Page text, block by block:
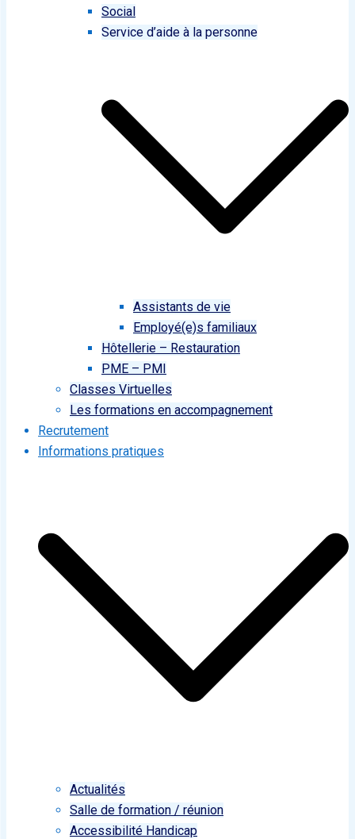
Social
Service d’aide à la personne
Assistants de vie
Employé(e)s familiaux
Hôtellerie – Restauration
PME – PMI
Classes Virtuelles
Les formations en accompagnement
Recrutement
Informations pratiques
Actualités
Salle de formation / réunion
Accessibilité Handicap